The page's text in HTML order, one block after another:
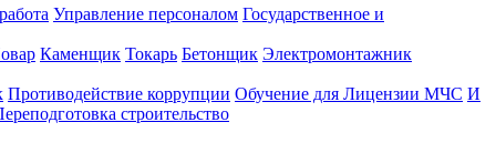
Управление персоналом Государственное и
Каменщик Токарь Бетонщик Электромонтажник
Противодействие коррупции Обучение для Лицензии МЧС И
строительство